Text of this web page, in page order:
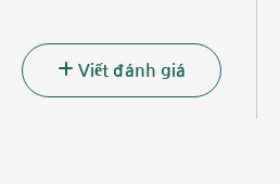
Viết đánh giá